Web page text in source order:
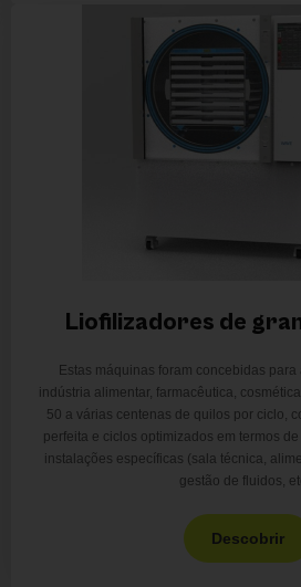
Liofilizadores de
Estas máquinas foram concebidas
indústria alimentar, farmacêutica,
50 a várias centenas de quilos por ciclo,
perfeita e ciclos optimizados em termos
instalações específicas (sala técnica,
gestão de fluidos,
Descobrir